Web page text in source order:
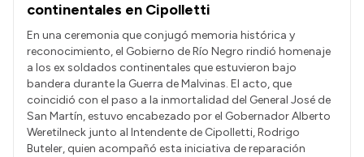
continentales en Cipolletti
En una ceremonia que conjugó memoria histórica y
reconocimiento, el Gobierno de Río Negro rindió homenaje
a los ex soldados continentales que estuvieron bajo
bandera durante la Guerra de Malvinas. El acto, que
coincidió con el paso a la inmortalidad del General José de
San Martín, estuvo encabezado por el Gobernador Alberto
Weretilneck junto al Intendente de Cipolletti, Rodrigo
Buteler, quien acompañó esta iniciativa de reparación